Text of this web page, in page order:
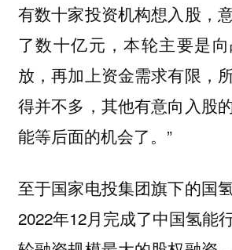
有数十家投资机构想入股，
了数十亿元，本轮主要是
放，再加上资金需求有限，
得并不多，其他有意向入股
能等后面的机会了。”
至于国家电投集团旗下的国
2022年12月完成了中国氢能